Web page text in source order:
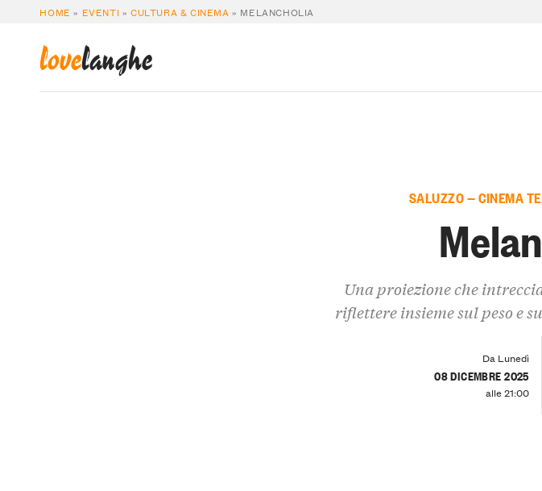
HOME » EVENTI »CULTURA & CINEMA » MELANCHOLIA
lovelanghe
SALUZZO — CINEMA
Una proiezione che
riflettere insieme sul peso e
Da Lunedì
08 DICEMBRE 2025
alle 21:00